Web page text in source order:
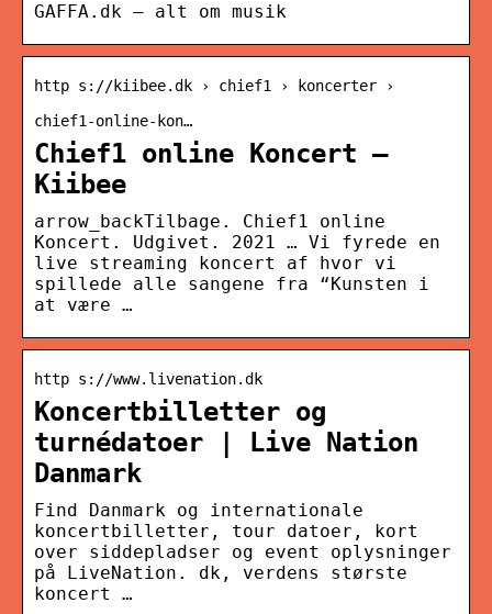
GAFFA.dk – alt om musik
http s://kiibee.dk › chief1 › koncerter ›
chief1-online-kon…
Chief1 online Koncert –
Kiibee
arrow_backTilbage. Chief1 online
Koncert. Udgivet. 2021 … Vi fyrede en
live streaming koncert af hvor vi
spillede alle sangene fra “Kunsten i
at være …
http s://www.livenation.dk
Koncertbilletter og
turnédatoer | Live Nation
Danmark
Find Danmark og internationale
koncertbilletter, tour datoer, kort
over siddepladser og event oplysninger
på LiveNation. dk, verdens største
koncert …